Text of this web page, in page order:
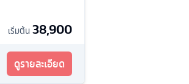
เริ่มต้น 38,900
ดูรายละเอียด